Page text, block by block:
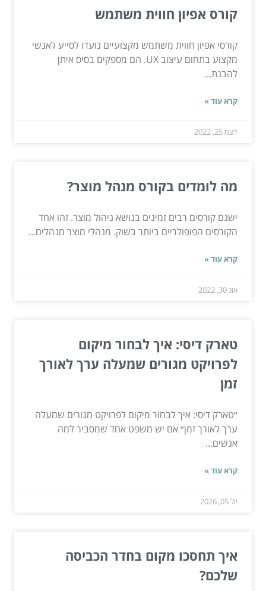
קורס אפיון חווית משתמש
קורסי אפיון חווית משתמש מקצועיים נועדו לסייע לאנשי
מקצוע בתחום עיצוב UX. הם מספקים בסיס איתן
להבנת...
קרא עוד »
דצמ 25, 2022
מה לומדים בקורס מנהל מוצר?
ישנם קורסים רבים זמינים בנושא ניהול מוצר. זהו אחד
הקורסים הפופולריים ביותר בשוק. מנהלי מוצר מנהלים...
קרא עוד »
אוג 30, 2022
טארק דיסי: איך לבחור מיקום
לפרויקט מגורים שמעלה ערך לאורך
זמן
״טארק דיסי: איך לבחור מיקום לפרויקט מגורים שמעלה
ערך לאורך זמן״ אם יש משפט אחד שמסביר למה
אנשים...
קרא עוד »
יול 05, 2026
איך תחסכו מקום בחדר הכביסה
שלכם?